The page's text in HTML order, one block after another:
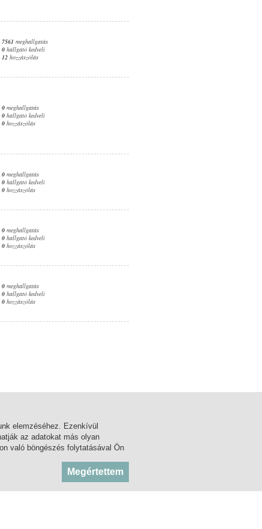
7561 meghallgatás
0 hallgató kedveli
12 hozzászólás
0 meghallgatás
0 hallgató kedveli
0 hozzászólás
0 meghallgatás
0 hallgató kedveli
0 hozzászólás
0 meghallgatás
0 hallgató kedveli
0 hozzászólás
0 meghallgatás
0 hallgató kedveli
0 hozzászólás
1. oldal
elemzéséhez. Ezenkívül
az adatokat más olyan
való böngészés folytatásával Ön
Megértettem
KÖZADATTÁR
MSZH